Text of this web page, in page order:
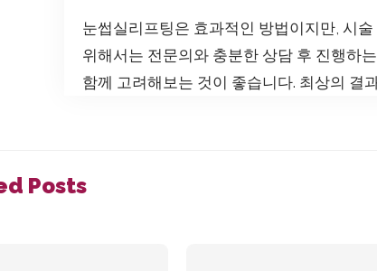
눈썹실리프팅은 효과적인 방법이지만, 시
위해서는 전문의와 충분한 상담 후 진행하
함께 고려해보는 것이 좋습니다. 최상의 결
Posts